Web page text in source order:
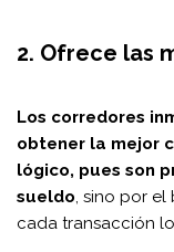
2. Ofrece las
Los corredores
obtener la mejor
lógico, pues son
sueldo, sino por el
cada transacción